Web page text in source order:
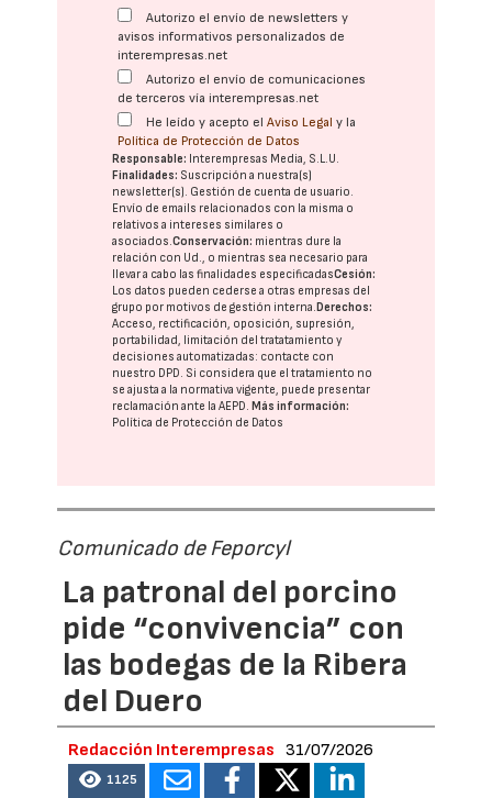
Autorizo el envío de newsletters y
avisos informativos personalizados de
interempresas.net
Autorizo el envío de comunicaciones
de terceros vía interempresas.net
He leído y acepto elAviso Legal y la
Política de Protección de Datos
Responsable: Interempresas Media, S.L.U.
Finalidades: Suscripción a nuestra(s)
newsletter(s). Gestión de cuenta de usuario.
Envío de emails relacionados con la misma o
relativos a intereses similares o
asociados.Conservación: mientras dure la
relación con Ud., o mientras sea necesario para
llevar a cabo las finalidades especificadasCesión:
Los datos pueden cederse a otras empresas del
grupo por motivos de gestión interna.Derechos:
Acceso, rectificación, oposición, supresión,
portabilidad, limitación del tratatamiento y
decisiones automatizadas: contacte con
nuestro DPD. Si considera que el tratamiento no
se ajusta a la normativa vigente, puede presentar
reclamación ante laAEPD.Más información:
Política de Protección de Datos
Comunicado de Feporcyl
La patronal del porcino
pide “convivencia” con
las bodegas de la Ribera
del Duero
Redacción Interempresas 31/07/2026
1125